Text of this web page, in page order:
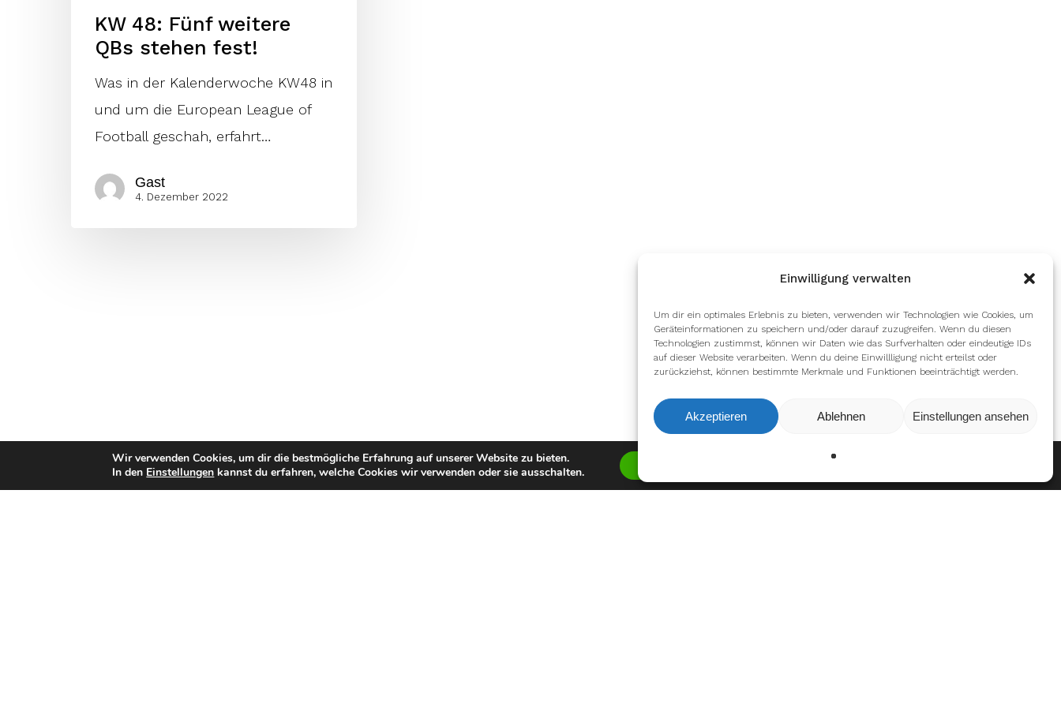
Einwilligung verwalten
Um dir ein optimales Erlebnis zu bieten, verwenden wir Technologien wie Cookies, um
Geräteinformationen zu speichern und/oder darauf zuzugreifen. Wenn du diesen
Technologien zustimmst, können wir Daten wie das Surfverhalten oder eindeutige IDs
auf dieser Website verarbeiten. Wenn du deine Einwillligung nicht erteilst oder
zurückziehst, können bestimmte Merkmale und Funktionen beeinträchtigt werden.
Akzeptieren Ablehnen Einstellungen ansehen
KW 48: Fünf weitere
QBs stehen fest!
Was in der Kalenderwoche KW48 in
und um die European League of
Football geschah, erfahrt…
Gast
4. Dezember 2022
Wir verwenden Cookies, um dir die bestmögliche Erfahrung auf unserer Website zu bieten.
In den Einstellungen kannst du erfahren, welche Cookies wir verwenden oder sie ausschalten.